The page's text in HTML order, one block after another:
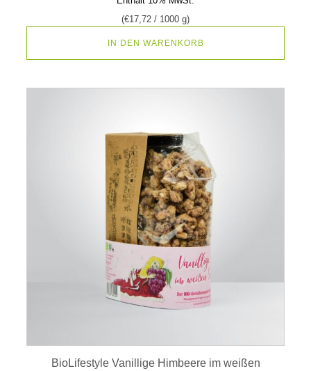
(€17,72 / 1000 g)
IN DEN WARENKORB
BioLifestyle Vanillige Himbeere im weißen